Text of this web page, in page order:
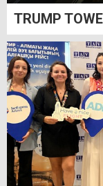
TRUMP